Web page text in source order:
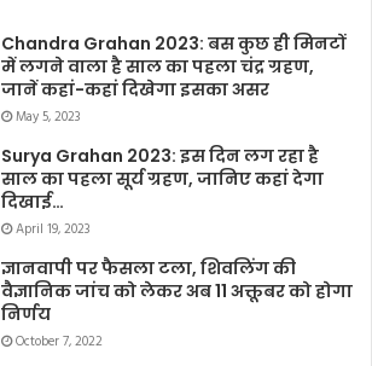
Chandra Grahan 2023: बस कुछ ही मिनटों
में लगने वाला है साल का पहला चंद्र ग्रहण,
जानें कहां-कहां दिखेगा इसका असर
May 5, 2023
Surya Grahan 2023: इस दिन लग रहा है
साल का पहला सूर्य ग्रहण, जानिए कहां देगा
दिखाई…
April 19, 2023
ज्ञानवापी पर फैसला टला, शिवलिंग की
वैज्ञानिक जांच को लेकर अब 11 अक्तूबर को होगा
निर्णय
October 7, 2022